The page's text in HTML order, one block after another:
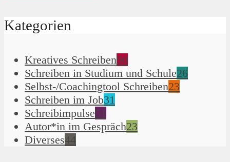
Kategorien
Kreatives Schreiben90
Schreiben in Studium und Schule26
Selbst-/Coachingtool Schreiben23
Schreiben im Job31
Schreibimpulse51
Autor*in im Gespräch23
Diverses44